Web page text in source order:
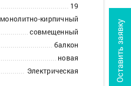
Оставить заявку
19
монолитно-кирпичный
совмещенный
балкон
новая
Электрическая